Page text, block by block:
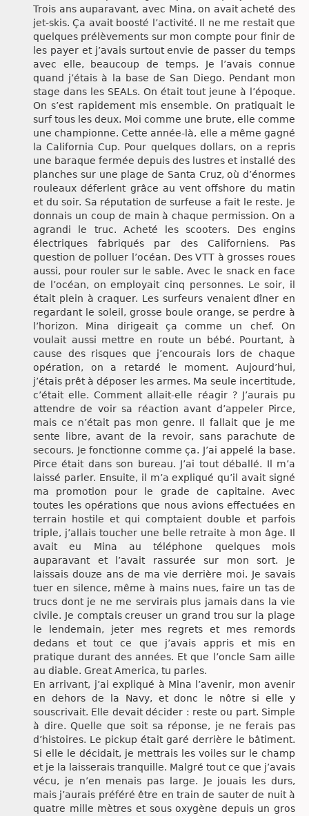
Trois ans auparavant, avec Mina, on avait acheté des
jet-skis. Ça avait boosté l’activité. Il ne me restait que
quelques prélèvements sur mon compte pour finir de
les payer et j’avais surtout envie de passer du temps
avec elle, beaucoup de temps. Je l’avais connue
quand j’étais à la base de San Diego. Pendant mon
stage dans les SEALs. On était tout jeune à l’époque.
On s’est rapidement mis ensemble. On pratiquait le
surf tous les deux. Moi comme une brute, elle comme
une championne. Cette année-là, elle a même gagné
la California Cup. Pour quelques dollars, on a repris
une baraque fermée depuis des lustres et installé des
planches sur une plage de Santa Cruz, où d’énormes
rouleaux déferlent grâce au vent offshore du matin
et du soir. Sa réputation de surfeuse a fait le reste. Je
donnais un coup de main à chaque permission. On a
agrandi le truc. Acheté les scooters. Des engins
électriques fabriqués par des Californiens. Pas
question de polluer l’océan. Des VTT à grosses roues
aussi, pour rouler sur le sable. Avec le snack en face
de l’océan, on employait cinq personnes. Le soir, il
était plein à craquer. Les surfeurs venaient dîner en
regardant le soleil, grosse boule orange, se perdre à
l’horizon. Mina dirigeait ça comme un chef. On
voulait aussi mettre en route un bébé. Pourtant, à
cause des risques que j’encourais lors de chaque
opération, on a retardé le moment. Aujourd’hui,
j’étais prêt à déposer les armes. Ma seule incertitude,
c’était elle. Comment allait-elle réagir ? J’aurais pu
attendre de voir sa réaction avant d’appeler Pirce,
mais ce n’était pas mon genre. Il fallait que je me
sente libre, avant de la revoir, sans parachute de
secours. Je fonctionne comme ça. J’ai appelé la base.
Pirce était dans son bureau. J’ai tout déballé. Il m’a
laissé parler. Ensuite, il m’a expliqué qu’il avait signé
ma promotion pour le grade de capitaine. Avec
toutes les opérations que nous avions effectuées en
terrain hostile et qui comptaient double et parfois
triple, j’allais toucher une belle retraite à mon âge. Il
avait eu Mina au téléphone quelques mois
auparavant et l’avait rassurée sur mon sort. Je
laissais douze ans de ma vie derrière moi. Je savais
tuer en silence, même à mains nues, faire un tas de
trucs dont je ne me servirais plus jamais dans la vie
civile. Je comptais creuser un grand trou sur la plage
le lendemain, jeter mes regrets et mes remords
dedans et tout ce que j’avais appris et mis en
pratique durant des années. Et que l’oncle Sam aille
au diable. Great America, tu parles.
En arrivant, j’ai expliqué à Mina l’avenir, mon avenir
en dehors de la Navy, et donc le nôtre si elle y
souscrivait. Elle devait décider : reste ou part. Simple
à dire. Quelle que soit sa réponse, je ne ferais pas
d’histoires. Le pickup était garé derrière le bâtiment.
Si elle le décidait, je mettrais les voiles sur le champ
et je la laisserais tranquille. Malgré tout ce que j’avais
vécu, je n’en menais pas large. Je jouais les durs,
mais j’aurais préféré être en train de sauter de nuit à
quatre mille mètres et sous oxygène depuis un gros